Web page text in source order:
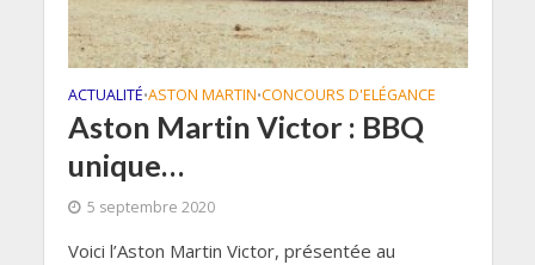
ACTUALITÉ•ASTON MARTIN•CONCOURS D'ELÉGANCE
Aston Martin Victor : BBQ
unique…
5 septembre 2020
Voici l’Aston Martin Victor, présentée au